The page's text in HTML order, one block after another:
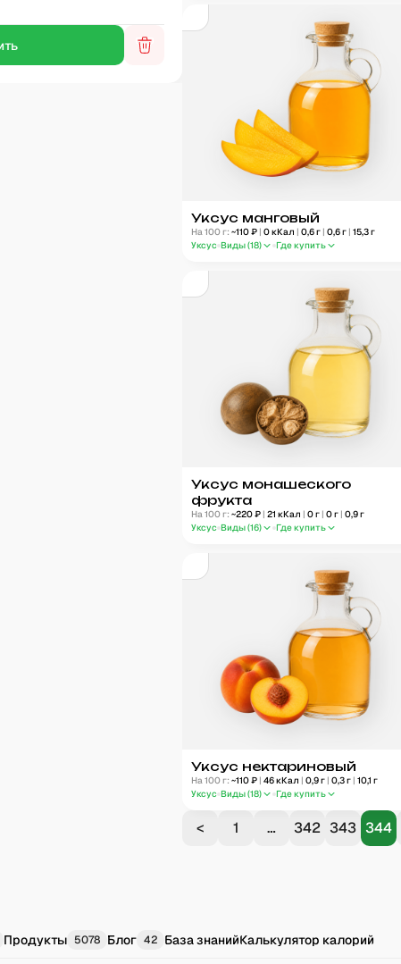
Уксус манговый
На 100 г: ~110₽ | 0кКал | 0,6г | 0,6г | 15,3г
Уксус Виды (18) Где купить
Уксус монашеского
фрукта
На 100 г: ~220₽ | 21 кКал | 0г | 0г | 0,9г
Уксус Виды (16) Где купить
Уксус нектариновый
На 100 г: ~110₽ | 46кКал | 0,9г | 0,3г | 10,1 г
Уксус Виды (18) Где купить
< 1 … 342 343 344
Продукты 5078 Блог 42 База знанийКалькулятор калорий